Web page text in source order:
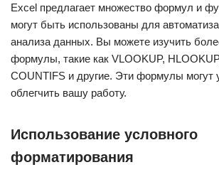
Excel предлагает множество формул и
могут быть использованы для
анализа данных. Вы можете изучить
формулы, такие как VLOOKUP,
COUNTIFS и другие. Эти формулы могут
облегчить вашу работу.
Использование условного
форматирования